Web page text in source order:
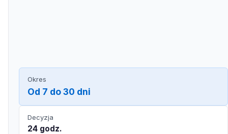
Okres
Od 7 do 30 dni
Decyzja
24 godz.